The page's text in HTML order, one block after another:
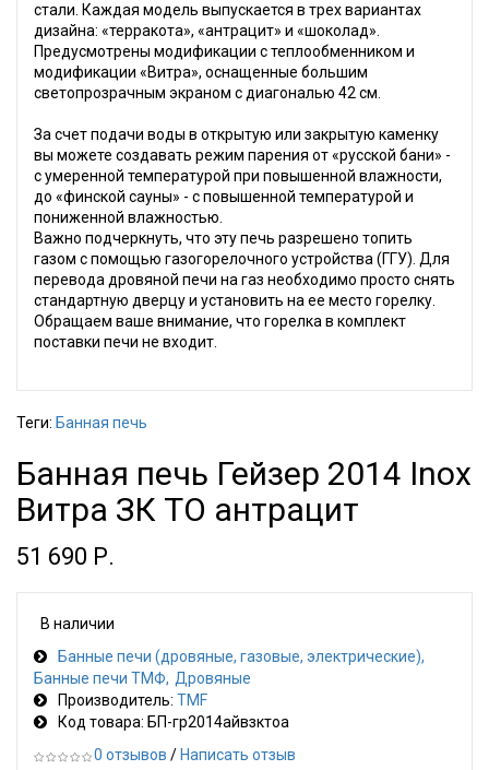
стали. Каждая модель выпускается в трех вариантах
дизайна: «терракота», «антрацит» и «шоколад».
Предусмотрены модификации с теплообменником и
модификации «Витра», оснащенные большим
светопрозрачным экраном с диагональю 42 см.
За счет подачи воды в открытую или закрытую каменку
вы можете создавать режим парения от «русской бани» -
с умеренной температурой при повышенной влажности,
до «финской сауны» - с повышенной температурой и
пониженной влажностью.
Важно подчеркнуть, что эту печь разрешено топить
газом с помощью газогорелочного устройства (ГГУ). Для
перевода дровяной печи на газ необходимо просто снять
стандартную дверцу и установить на ее место горелку.
Обращаем ваше внимание, что горелка в комплект
поставки печи не входит.
Теги: Банная печь
Банная печь Гейзер 2014 Inox
Витра ЗК ТО антрацит
51 690 Р.
В наличии
Банные печи (дровяные, газовые, электрические)
Банные печи ТМФ Дровяные
Производитель: TMF
Код товара: БП-гр2014айвзктоа
0 отзывов / Написать отзыв